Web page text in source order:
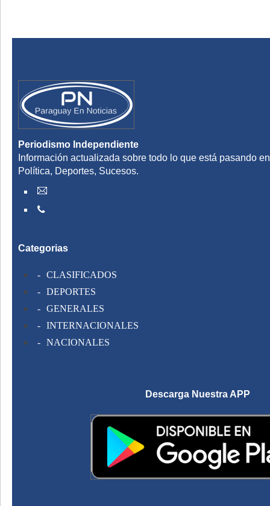
Periodismo Independiente
Información actualizada sobre todo lo que está pasando
Política, Deportes, Sucesos.
Categorias
CLASIFICADOS
DEPORTES
GENERALES
INTERNACIONALES
NACIONALES
Descarga Nuestra APP